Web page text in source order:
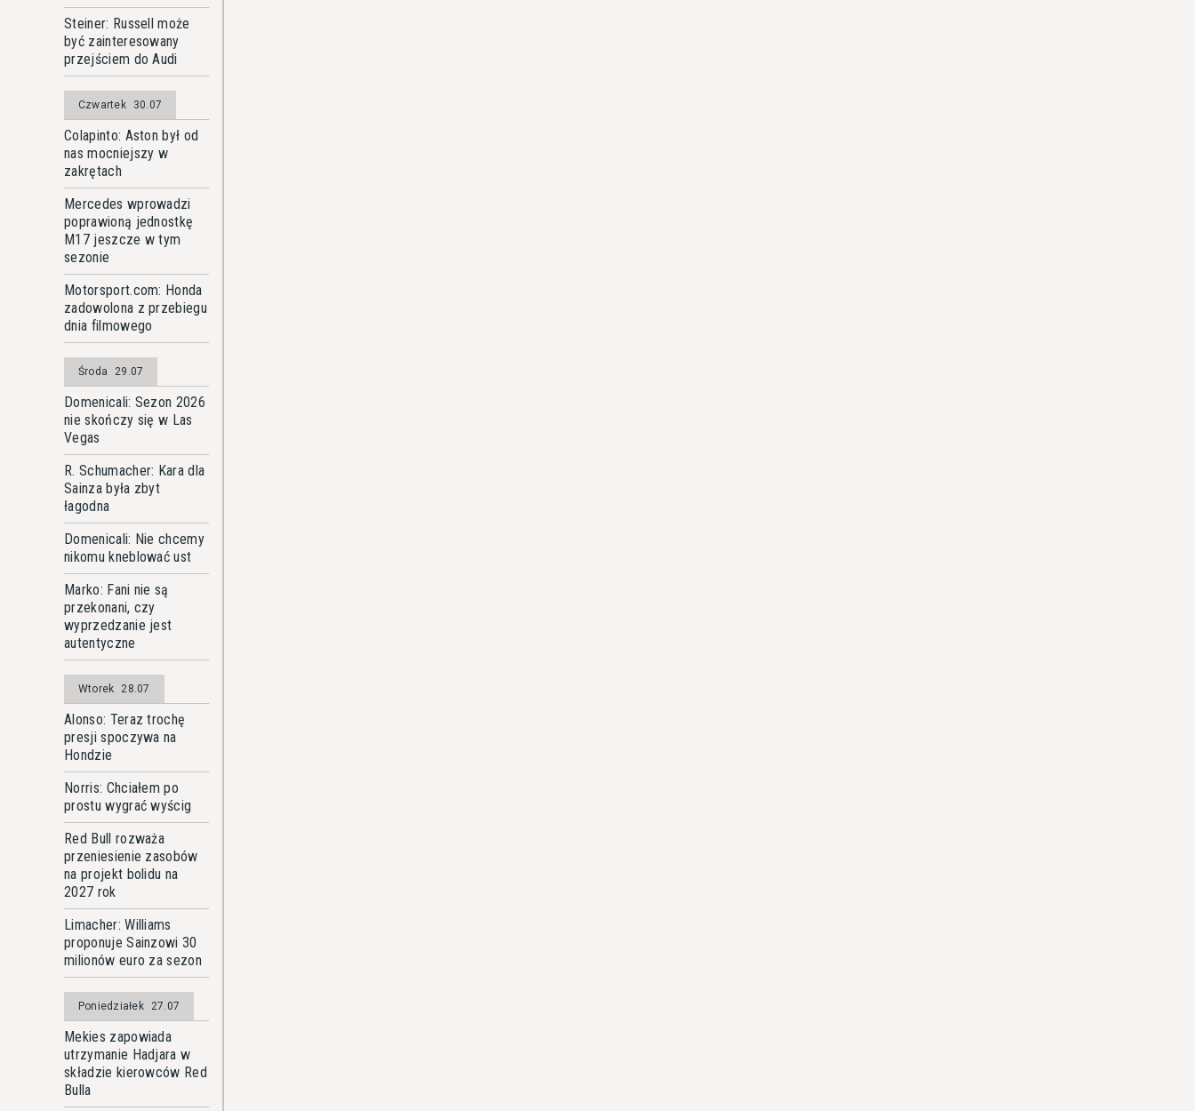
Steiner: Russell może
być zainteresowany
przejściem do Audi
Czwartek 30.07
Colapinto: Aston był od
nas mocniejszy w
zakrętach
Mercedes wprowadzi
poprawioną jednostkę
M17 jeszcze w tym
sezonie
Motorsport.com: Honda
zadowolona z przebiegu
dnia filmowego
Środa 29.07
Domenicali: Sezon 2026
nie skończy się w Las
Vegas
R. Schumacher: Kara dla
Sainza była zbyt
łagodna
Domenicali: Nie chcemy
nikomu kneblować ust
Marko: Fani nie są
przekonani, czy
wyprzedzanie jest
autentyczne
Wtorek 28.07
Alonso: Teraz trochę
presji spoczywa na
Hondzie
Norris: Chciałem po
prostu wygrać wyścig
Red Bull rozważa
przeniesienie zasobów
na projekt bolidu na
2027 rok
Limacher: Williams
proponuje Sainzowi 30
milionów euro za sezon
Poniedziałek 27.07
Mekies zapowiada
utrzymanie Hadjara w
składzie kierowców Red
Bulla